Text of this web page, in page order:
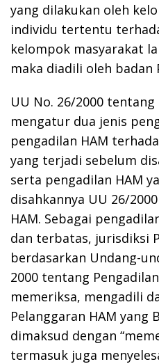
yang dilakukan oleh
individu tertentu
kelompok masyarakat
maka diadili oleh badan
UU No. 26/2000 tentang
mengatur dua jenis
pengadilan HAM
yang terjadi sebelum
serta pengadilan HAM
disahkannya UU 26/
HAM. Sebagai
dan terbatas, jurisdiksi
berdasarkan Undang-
2000 tentang
memeriksa, mengadili
Pelanggaran HAM yang
dimaksud dengan
termasuk juga